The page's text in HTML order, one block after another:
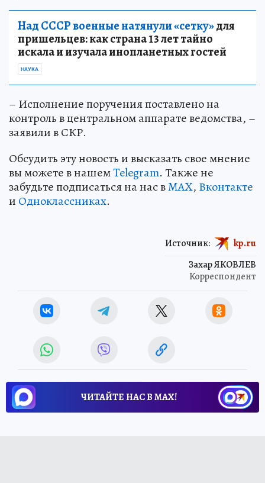
Над СССР военные натянули «сетку»для
пришельцев: как страна 13 лет тайно
искала и изучала инопланетных гостей
НАУКА
– Исполнение поручения поставлено на
контроль в центральном аппарате ведомства, –
заявили в СКР.
Обсудить эту новость и высказать свое мнение
вы можете в нашемTelegram. Также не
забудьте подписаться на нас вMAX, Вконтакте
и Одноклассниках.
Захар ЯКОВЛЕВ
Корреспондент
Источник: kp.ru
ЧИТАЙТЕ НАС В МАХ!